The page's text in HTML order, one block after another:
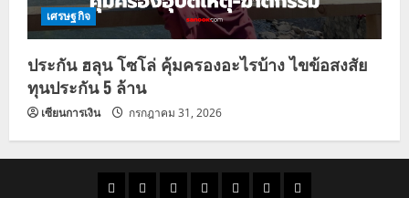
เศรษฐกิจ
ประกัน ฮลุน โซโล่ คุ้มครองอะไรบ้าง ไขข้อสงสัย
ทุนประกัน 5 ล้าน
เซียนการเงิน กรกฎาคม 31, 2026
ราคาแนว ข่าว ข่าว ดูด ที่ ผู้ชาย